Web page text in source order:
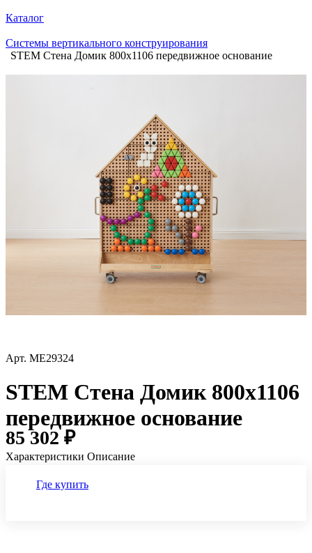
Каталог
Системы вертикального конструирования
STEM Стена Домик 800х1106 передвижное основание
Арт. ME29324
STEM Стена Домик 800х1106
передвижное основание
85 302 ₽
Характеристики Описание
Где купить